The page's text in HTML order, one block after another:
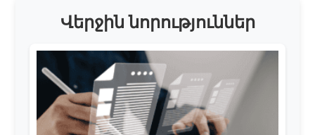
Վերջին նորություններ